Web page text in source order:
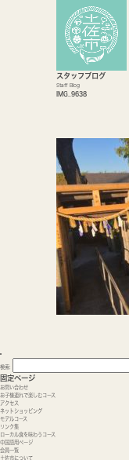
スタッフブログ
Staff Blog
IMG_9638
検索:
固定ページ
お問い合わせ
お子様連れで楽しむコース
アクセス
ネットショッピング
モデルコース
リンク集
ローカル食を味わうコース
中国語用ページ
会員一覧
土佐市について